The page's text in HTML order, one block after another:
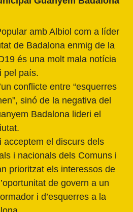
amb Albiol com a líder
de Badalona enmig de la
és una molt mala notícia
pel país.
conflicte entre “esquerres
sinó de la negativa del
Badalona lideri el
acceptem el discurs dels
i nacionals dels Comuns i
prioritzat els interessos de
de govern a un
i d’esquerres a la